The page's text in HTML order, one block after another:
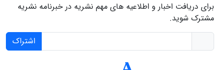
برای دریافت اخبار و اطلاعیه های مهم نشریه در خبرنامه نشریه
مشترک شوید.
اشتراک